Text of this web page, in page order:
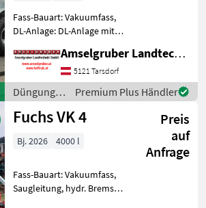
Fass-Bauart: Vakuumfass,
DL-Anlage: DL-Anlage mit
Massivität und
Langlebigkeit unschlagbar!
(Stärkste Materialstärken +
Beste Materialen und
Amselgruber Landtechnik GmbH
5121 Tarsdorf
Düngung
und
Beregnung
Premium Plus Händler
Fuchs VK 4
Preis
auf
Anfrage
Bj. 2026 4000 l
Fass-Bauart: Vakuumfass,
Saugleitung, hydr. Bremsen,